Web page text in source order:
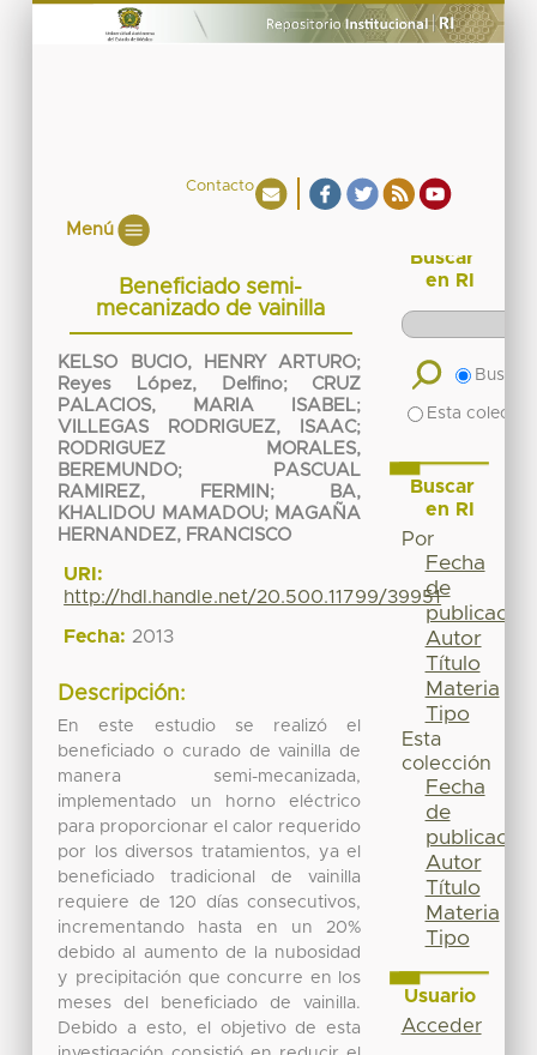
Contacto
Menú
Beneficiado semi-
mecanizado de vainilla
KELSO BUCIO, HENRY ARTURO;
Reyes López, Delfino; CRUZ
PALACIOS, MARIA ISABEL;
VILLEGAS RODRIGUEZ, ISAAC;
RODRIGUEZ MORALES,
BEREMUNDO;
PASCUAL
RAMIREZ, FERMIN ;
BA,
KHALIDOU MAMADOU; MAGAÑA
HERNANDEZ, FRANCISCO
URI:
http://hdl.handle.net/20.500.11799/39951
Fecha: 2013
Descripción:
En este estudio se realizó el
beneficiado o curado de vainilla de
manera semi-mecanizada,
implementado un horno eléctrico
para proporcionar el calor requerido
por los diversos tratamientos, ya el
beneficiado tradicional de vainilla
requiere de 120 días consecutivos,
incrementando hasta en un 20%
debido al aumento de la nubosidad
y precipitación que concurre en los
meses del beneficiado de vainilla.
Debido a esto, el objetivo de esta
Buscar
en RI
Buscar
Esta
Buscar
en RI
Por
Fecha
de
publicación
Autor
Título
Materia
Tipo
Esta
colección
Fecha
de
publicación
Autor
Título
Materia
Tipo
Usuario
Acceder